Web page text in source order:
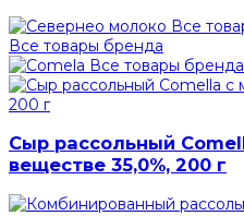
Все
Все товары бренда
Все товары бренда
Сыр рассольный
веществе 35,0%, 200 г